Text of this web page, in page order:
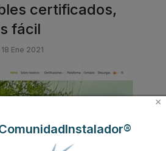
certificados,
fácil
18 Ene 2021
×